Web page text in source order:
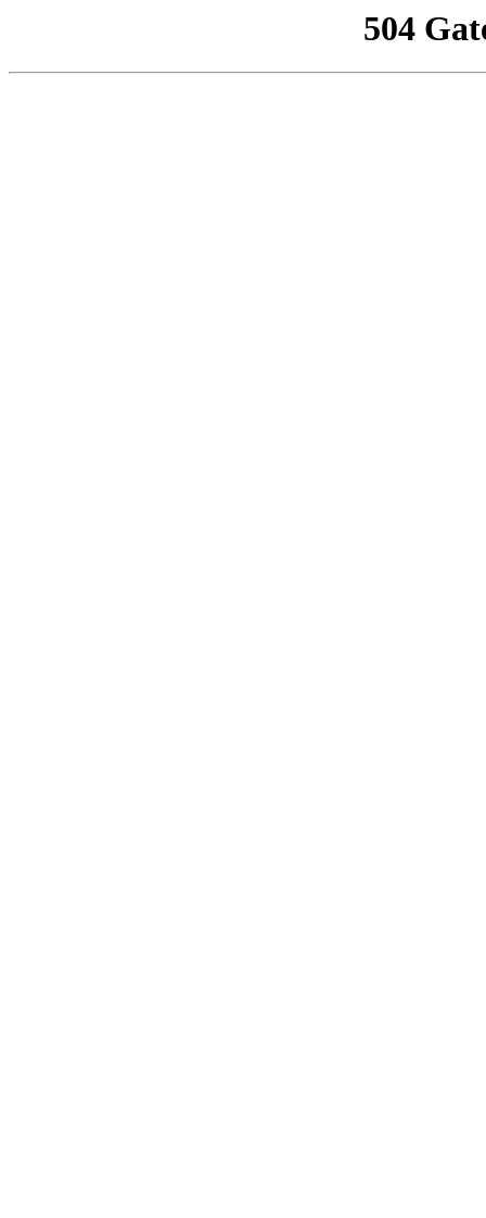
504